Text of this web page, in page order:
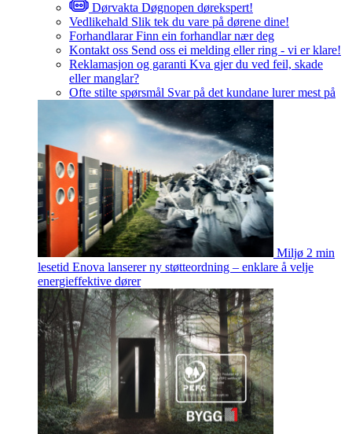
Dørvakta Døgnopen dørekspert!
Vedlikehald Slik tek du vare på dørene dine!
Forhandlarar Finn ein forhandlar nær deg
Kontakt oss Send oss ei melding eller ring - vi er klare!
Reklamasjon og garanti Kva gjer du ved feil, skade
eller manglar?
Ofte stilte spørsmål Svar på det kundane lurer mest på
Miljø 2 min
lesetid Enova lanserer ny støtteordning – enklare å velje
energieffektive dører